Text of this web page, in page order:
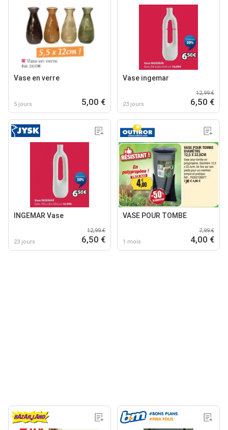
Vase en verre
5 jours 5,00 €
Vase ingemar
23 jours
12,99 €
6,50 €
INGEMAR Vase
23 jours
12,99 €
6,50 €
VASE POUR TOMBE
1 mois
7,99 €
4,00 €